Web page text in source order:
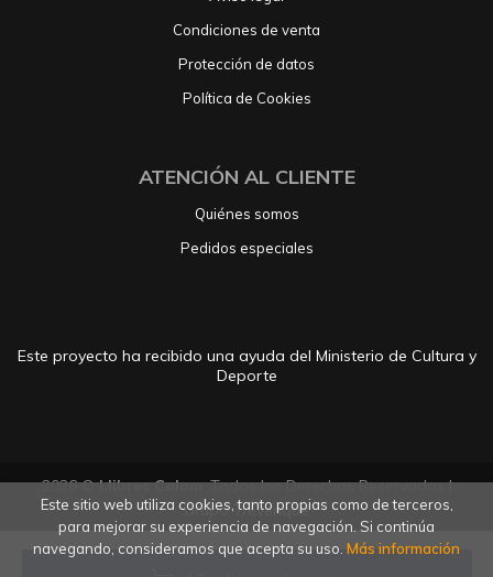
Condiciones de venta
Protección de datos
Política de Cookies
ATENCIÓN AL CLIENTE
Quiénes somos
Pedidos especiales
Este proyecto ha recibido una ayuda del Ministerio de Cultura y
Deporte
2026 ©Llibres Colom. Todos los Derechos Reservados |
Grupo Trevenque
Este sitio web utiliza cookies, tanto propias como de terceros,
para mejorar su experiencia de navegación. Si continúa
navegando, consideramos que acepta su uso. Más información